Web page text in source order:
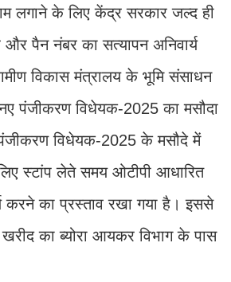
लगाने के लिए केंद्र सरकार जल्द ही
पैन नंबर का सत्यापन अनिवार्य
विकास मंत्रालय के भूमि संसाधन
पंजीकरण विधेयक-2025 का मसौदा
विधेयक-2025 के मसौदे में
स्टांप लेते समय ओटीपी आधारित
करने का प्रस्ताव रखा गया है। इससे
खरीद का ब्योरा आयकर विभाग के पास